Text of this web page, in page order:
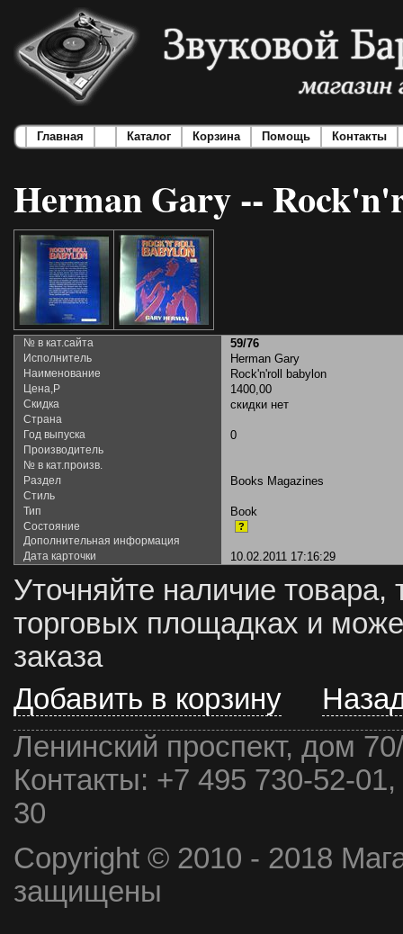
Главная Каталог Корзина Помощь Контакты
Herman Gary --
№ в кат.сайта 59/76
Исполнитель Herman Gary
Наименование Rock'n'roll babylon
Цена,Р 1400,00
Скидка скидки нет
Страна
Год выпуска
0
Производитель
№ в кат.произв.
Раздел
Books Magazines
Стиль
Тип
Book
Состояние ?
Дополнительная информация
Дата карточки
10.02.2011 17:16:29
Уточняйте наличие товара,
торговых площадках и
заказа
Добавить в корзину
Ленинский проспект, дом
Контакты: +7 495 730-52-
30
Copyright © 2010 - 2018
защищены